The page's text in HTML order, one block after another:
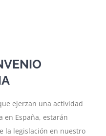
ejerzan una actividad
en España, estarán
la legislación en nuestro